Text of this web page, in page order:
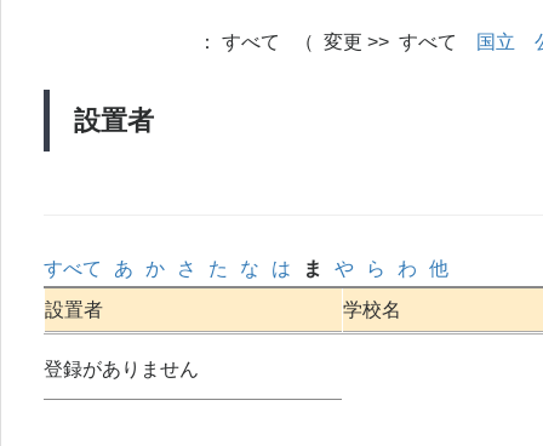
設置者
： すべて （ 変更 >> すべて 国立
すべて あ か さ た な は ま や ら わ
他
設置者
学校名
登録がありません